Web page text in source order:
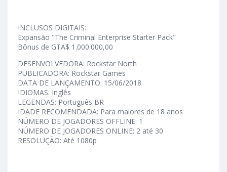
INCLUSOS DIGITAIS:
Expansão "The Criminal Enterprise Starter Pack"
Bônus de GTA$ 1.000.000,00
DESENVOLVEDORA: Rockstar North
PUBLICADORA: Rockstar Games
DATA DE LANÇAMENTO: 15/06/2018
IDIOMAS: Inglês
LEGENDAS: Português BR
IDADE RECOMENDADA: Para maiores de 18 anos
NÚMERO DE JOGADORES OFFLINE: 1
NÚMERO DE JOGADORES ONLINE: 2 até 30
RESOLUÇÃO: Até 1080p